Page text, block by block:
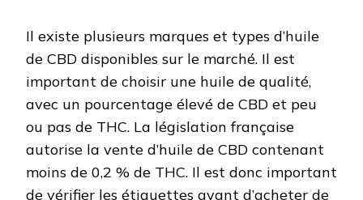
Il existe plusieurs marques et types d’huile
de CBD disponibles sur le marché. Il est
important de choisir une huile de qualité,
avec un pourcentage élevé de CBD et peu
ou pas de THC. La législation française
autorise la vente d’huile de CBD contenant
moins de 0,2 % de THC. Il est donc important
de vérifier les étiquettes avant d’acheter de